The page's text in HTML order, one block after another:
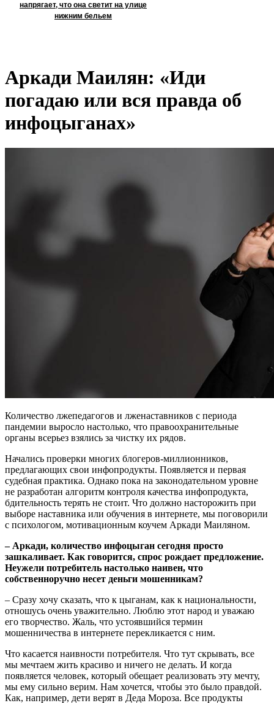
напрягает, что она светит на улице
нижним бельем
Аркади Маилян: «Иди
погадаю или вся правда об
инфоцыганах»
Количество лжепедагогов и лженаставников с периода
пандемии выросло настолько, что правоохранительные
органы всерьез взялись за чистку их рядов.
Начались проверки многих блогеров-миллионников,
предлагающих свои инфопродукты. Появляется и первая
судебная практика. Однако пока на законодательном уровне
не разработан алгоритм контроля качества инфопродукта,
бдительность терять не стоит. Что должно насторожить при
выборе наставника или обучения в интернете, мы поговорили
с психологом, мотивационным коучем Аркади Маиляном.
– Аркади, количество инфоцыган сегодня просто
зашкаливает. Как говорится, спрос рождает предложение.
Неужели потребитель настолько наивен, что
собственноручно несет деньги мошенникам?
– Сразу хочу сказать, что к цыганам, как к национальности,
отношусь очень уважительно. Люблю этот народ и уважаю
его творчество. Жаль, что устоявшийся термин
мошенничества в интернете перекликается с ним.
Что касается наивности потребителя. Что тут скрывать, все
мы мечтаем жить красиво и ничего не делать. И когда
появляется человек, который обещает реализовать эту мечту,
мы ему сильно верим. Нам хочется, чтобы это было правдой.
Как, например, дети верят в Деда Мороза. Все продукты